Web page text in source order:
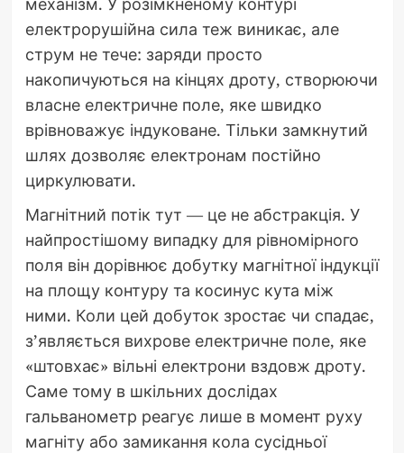
електрорушійна сила теж виникає, але
струм не тече: заряди просто
накопичуються на кінцях дроту, створюючи
власне електричне поле, яке швидко
врівноважує індуковане. Тільки замкнутий
шлях дозволяє електронам постійно
циркулювати.
Магнітний потік тут — це не абстракція. У
найпростішому випадку для рівномірного
поля він дорівнює добутку магнітної індукції
на площу контуру та косинус кута між
ними. Коли цей добуток зростає чи спадає,
з’являється вихрове електричне поле, яке
«штовхає» вільні електрони вздовж дроту.
Саме тому в шкільних дослідах
гальванометр реагує лише в момент руху
магніту або замикання кола сусідньої